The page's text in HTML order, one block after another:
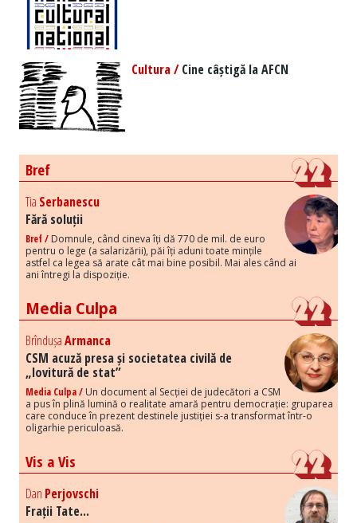
Cultura /Cine câștigă la AFCN
Bref
Tia Serbanescu
Fără soluții
Bref / Domnule, când cineva îți dă 770 de mil. de euro
pentru o lege (a salarizării), păi îți aduni toate mințile
astfel ca legea să arate cât mai bine posibil. Mai ales când ai
ani întregi la dispoziție.
Media Culpa
BrîndușaArmanca
CSM acuză presa și societatea civilă de
„lovitură de stat”
Media Culpa / Un document al Secției de judecători a CSM
a pus în plină lumină o realitate amară pentru democrație: gruparea
care conduce în prezent destinele justiției s-a transformat într-o
oligarhie periculoasă.
Vis a Vis
Dan Perjovschi
Frații Tate...